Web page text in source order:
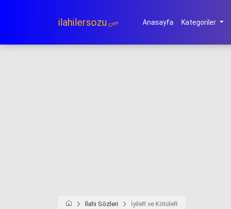
ilahilersozu.Com Anasayfa Kategoriler
İlahi Sözleri İyileR ve KötüleR